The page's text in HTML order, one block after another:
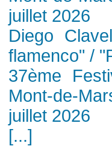
juillet 2026
Diego
flamenco" /
37ème
Mont-de-
juillet 2026
[...]